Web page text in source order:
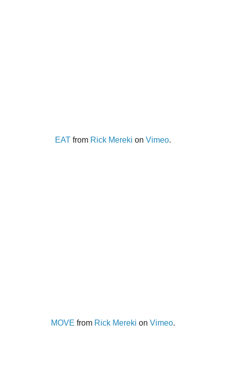
EAT from Rick Mereki on Vimeo.
MOVE from Rick Mereki on Vimeo.